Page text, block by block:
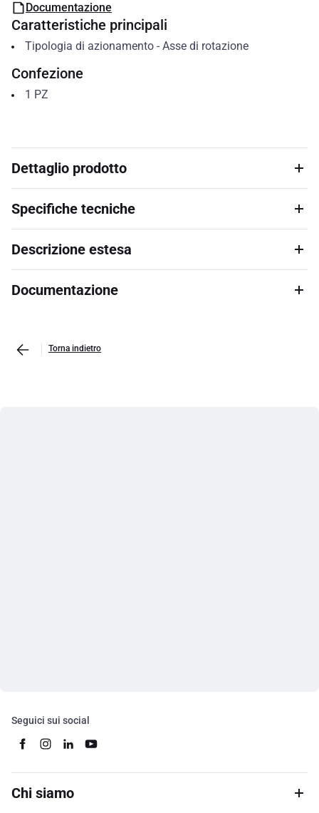
Documentazione
Caratteristiche principali
Tipologia di azionamento- Asse di rotazione
Confezione
1 PZ
Dettaglio prodotto
Specifiche tecniche
Descrizione estesa
Documentazione
Torna indietro
Seguici sui social
Chi siamo